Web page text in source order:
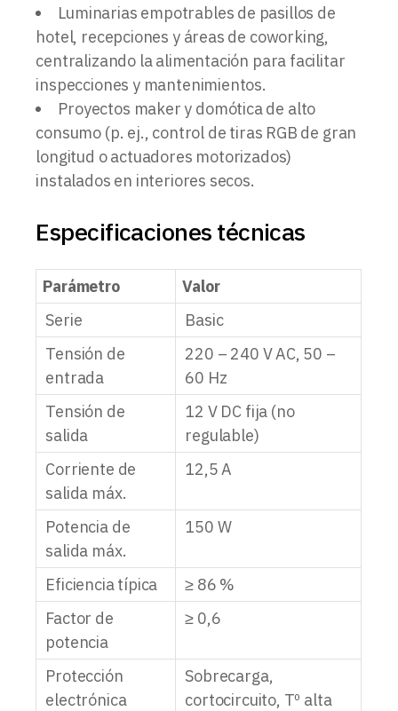
Luminarias empotrables de pasillos de
hotel, recepciones y áreas de coworking,
centralizando la alimentación para facilitar
inspecciones y mantenimientos.
Proyectos maker y domótica de alto
consumo (p. ej., control de tiras RGB de gran
longitud o actuadores motorizados)
instalados en interiores secos.
Especificaciones técnicas
Parámetro
Valor
Serie
Basic
Tensión de
entrada
220 – 240 V AC, 50 –
60 Hz
Tensión de
salida
12 V DC fija (no
regulable)
Corriente de
salida máx.
12,5 A
Potencia de
salida máx.
150 W
Eficiencia típica
≥ 86 %
Factor de
potencia
≥ 0,6
Protección
electrónica
Sobrecarga,
cortocircuito, Tº alta